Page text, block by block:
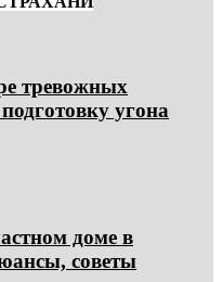
тревожных
угона
доме в
советы